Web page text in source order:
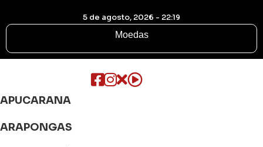
5 de agosto, 2026 - 22:19
Moedas
APUCARANA
ARAPONGAS